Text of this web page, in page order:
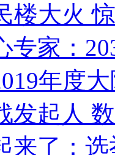
楼大火
专家：
年度
发起人
来了：